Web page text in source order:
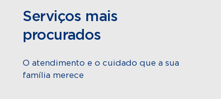
Serviços mais
procurados
O atendimento e o cuidado que a sua
família merece